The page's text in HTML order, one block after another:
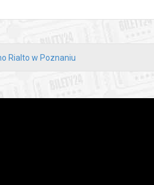
Rialto w Poznaniu